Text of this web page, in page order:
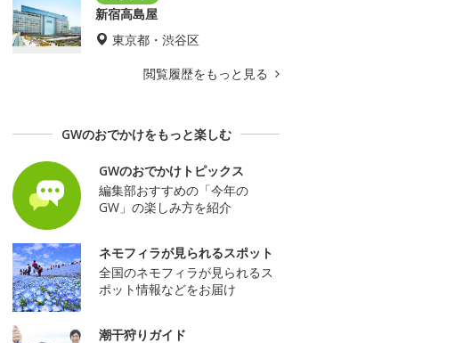
新宿高島屋
東京都・渋谷区
閲覧履歴をもっと見る
GWのおでかけをもっと楽しむ
GWのおでかけトピックス
編集部おすすめの「今年の
GW」の楽しみ方を紹介
ネモフィラが見られるスポット
全国のネモフィラが見られるス
ポット情報などをお届け
潮干狩りガイド